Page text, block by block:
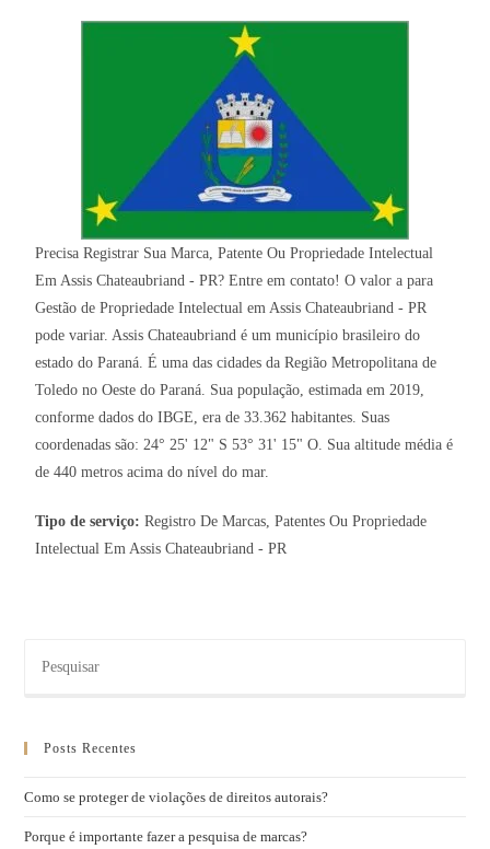
Precisa Registrar Sua Marca, Patente Ou Propriedade Intelectual
Em Assis Chateaubriand - PR? Entre em contato! O valor a para
Gestão de Propriedade Intelectual em Assis Chateaubriand - PR
pode variar. Assis Chateaubriand é um município brasileiro do
estado do Paraná. É uma das cidades da Região Metropolitana de
Toledo no Oeste do Paraná. Sua população, estimada em 2019,
conforme dados do IBGE, era de 33.362 habitantes. Suas
coordenadas são: 24° 25' 12" S 53° 31' 15" O. Sua altitude média é
de 440 metros acima do nível do mar.
Tipo de serviço:Registro De Marcas, Patentes Ou Propriedade
Intelectual Em Assis Chateaubriand - PR
Posts Recentes
Como se proteger de violações de direitos autorais?
Porque é importante fazer a pesquisa de marcas?